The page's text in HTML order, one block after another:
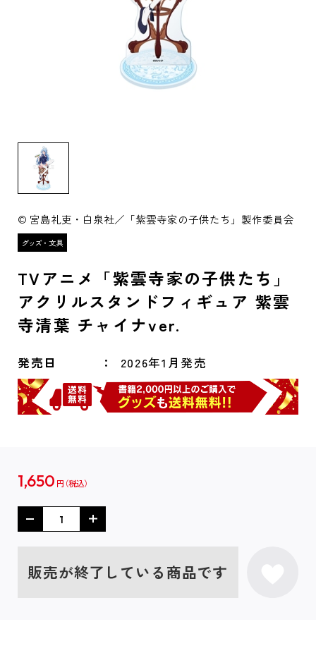
© 宮島礼吏・白泉社／「紫雲寺家の子供たち」製作委員会
TVアニメ「紫雲寺家の子供たち」
アクリルスタンドフィギュア 紫雲
寺清葉 チャイナver.
発売日 2026年1月発売
1,650 円
販売が終了している商品です